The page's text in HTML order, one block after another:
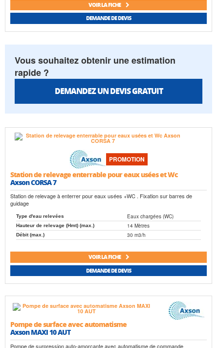
VOIR LA FICHE
DEMANDE DE DEVIS
Vous souhaitez obtenir une estimation
rapide ?
DEMANDEZ UN DEVIS GRATUIT
PROMOTION
Station de relevage enterrable pour eaux usées et Wc
Axson CORSA 7
Station de relevage à enterrer pour eaux usées +WC . Fixation sur barres de
guidage
Type d'eau relevées Eaux chargées (WC)
Hauteur de relevage (Hmt) (max.) 14 Mètres
Débit (max.) 30 m3/h
VOIR LA FICHE
DEMANDE DE DEVIS
Pompe de surface avec automatisme
Axson MAXI 10 AUT
Pompe de surpression auto-amorçante avec automatisme de commande